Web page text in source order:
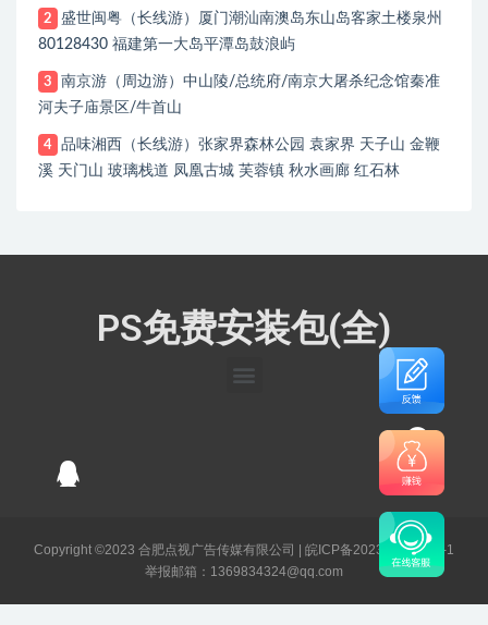
2
盛世闽粤（长线游）厦门潮汕南澳岛东山岛客家土楼泉州
80128430 福建第一大岛平潭岛鼓浪屿
3
南京游（周边游）中山陵/总统府/南京大屠杀纪念馆秦准
河夫子庙景区/牛首山
4
品味湘西（长线游）张家界森林公园 袁家界 天子山 金鞭
溪 天门山 玻璃栈道 凤凰古城 芙蓉镇 秋水画廊 红石林
PS免费安装包(全)
Copyright ©2023 合肥点视广告传媒有限公司 | 皖ICP备2023003141号-1
举报邮箱：1369834324@qq.com